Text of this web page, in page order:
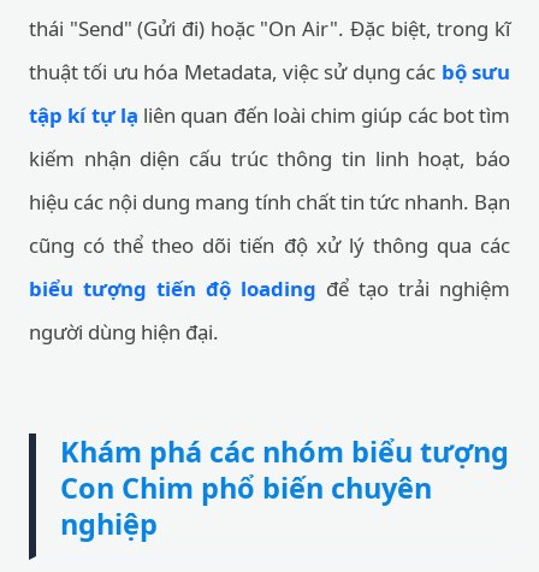
thái "Send" (Gửi đi) hoặc "On Air". Đặc biệt, trong kĩ
thuật tối ưu hóa Metadata, việc sử dụng các bộ sưu
tập kí tự lạ liên quan đến loài chim giúp các bot tìm
kiếm nhận diện cấu trúc thông tin linh hoạt, báo
hiệu các nội dung mang tính chất tin tức nhanh. Bạn
cũng có thể theo dõi tiến độ xử lý thông qua các
biểu tượng tiến độ loading để tạo trải nghiệm
người dùng hiện đại.
Khám phá các nhóm biểu tượng
Con Chim phổ biến chuyên
nghiệp